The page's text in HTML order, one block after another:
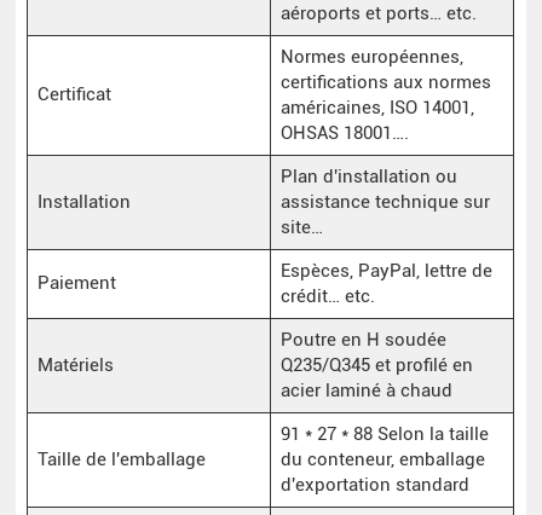
aéroports et ports… etc.
Certificat
Normes européennes,
certifications aux normes
américaines, ISO 14001,
OHSAS 18001….
Installation
Plan d'installation ou
assistance technique sur
site…
Paiement
Espèces, PayPal, lettre de
crédit… etc.
Matériels
Poutre en H soudée
Q235/Q345 et profilé en
acier laminé à chaud
Taille de l'emballage
91 * 27 * 88 Selon la taille
du conteneur, emballage
d'exportation standard